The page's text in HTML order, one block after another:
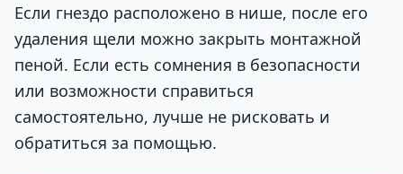
Если гнездо расположено в нише, после его
удаления щели можно закрыть монтажной
пеной. Если есть сомнения в безопасности
или возможности справиться
самостоятельно, лучше не рисковать и
обратиться за помощью.